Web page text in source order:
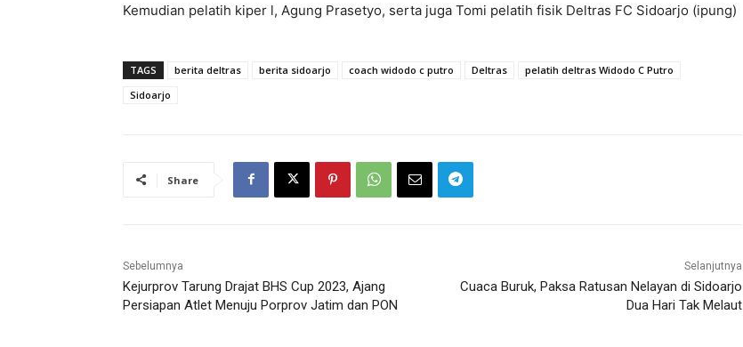
Kemudian pelatih kiper l, Agung Prasetyo, serta juga Tomi pelatih fisik Deltras FC Sidoarjo (ipung)
TAGS berita deltras berita sidoarjo coach widodo c putro Deltras
pelatih deltras Widodo C Putro
Sidoarjo
Share
Sebelumnya
Kejurprov Tarung Drajat BHS Cup 2023, Ajang
Persiapan Atlet Menuju Porprov Jatim dan PON
Selanjutnya
Cuaca Buruk, Paksa Ratusan Nelayan di Sidoarjo
Dua Hari Tak Melaut